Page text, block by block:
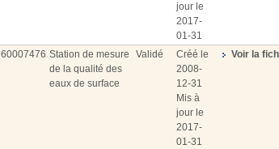
jour le
2017-
01-31
60007476 Station de mesure
de la qualité des
eaux de surface
Validé
Créé le
2008-
12-31
Mis à
jour le
2017-
01-31
Voir la